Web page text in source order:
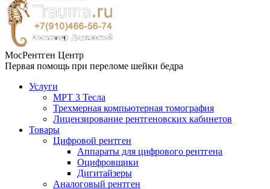
МосРентген Центр
Первая помощь при переломе шейки бедра
Услуги
МРТ 3 Тесла
Трехмерная компьютерная томография
Лицензирование рентгеновских кабинетов
Товары
Цифровой рентген
Аппараты для цифрового рентгена
Оцифровщики
Дигитайзеры
Аналоговый рентген